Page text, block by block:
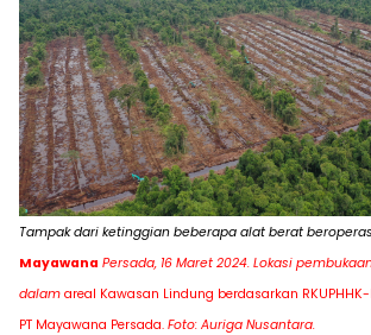
Tampak dari ketinggian beberapa alat berat
Mayawana Persada, 16 Maret 2024. Lokasi
dalam areal Kawasan Lindung berdasarkan RKUPHHK-
PT Mayawana Persada. Foto: Auriga Nusantara.